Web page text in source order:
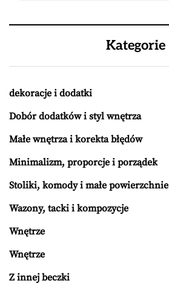
Kategorie
dekoracje i dodatki
Dobór dodatków i styl wnętrza
Małe wnętrza i korekta błędów
Minimalizm, proporcje i porządek
Stoliki, komody i małe powierzchnie
Wazony, tacki i kompozycje
Wnętrze
Wnętrze
Z innej beczki